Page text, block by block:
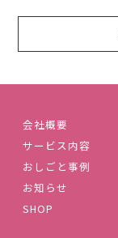
会社概要
サービス内容
おしごと事例
お知らせ
SHOP